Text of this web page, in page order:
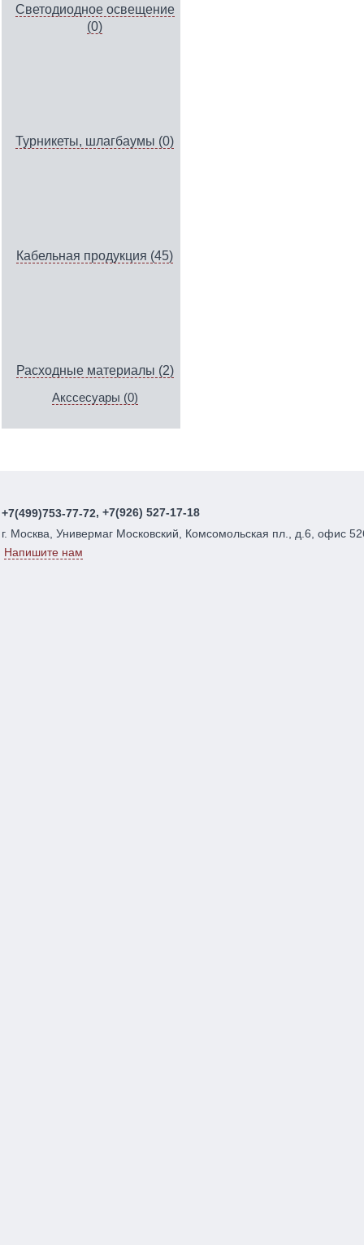
Светодиодное освещение
(0)
Турникеты, шлагбаумы (0)
Кабельная продукция (45)
Расходные материалы (2)
Акссесуары (0)
+7(499)753-77-72, +7(926) 527-17-18
г. Москва, Универмаг Московский, Комсомольская пл., д.6, офис
Напишите нам